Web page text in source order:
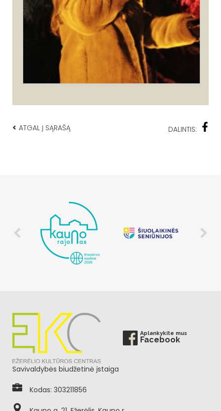
< ATGAL Į SĄRAŠĄ DALINTIS:
Aplankykite mus
Facebook
Savivaldybės biudžetinė įstaiga
Kodas: 303211856